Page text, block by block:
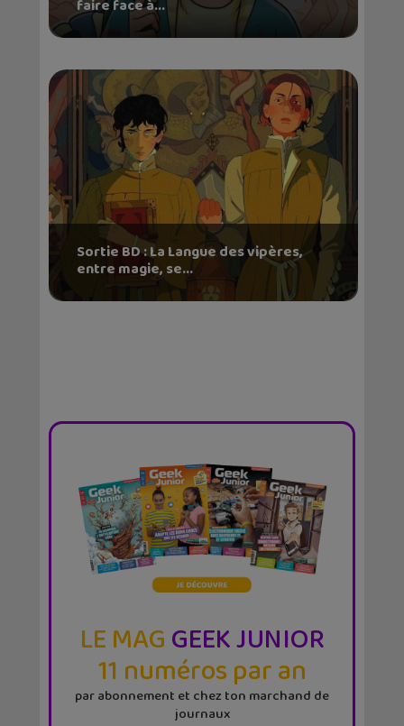
faire face à...
Sortie BD : La Langue des vipères,
entre magie, se...
LE MAGGEEK JUNIOR
11 numéros par an
par abonnement et chez ton marchand de
journaux